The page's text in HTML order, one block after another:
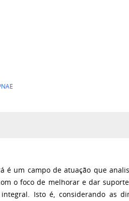
é um campo de atuação que
o foco de melhorar e dar
Isto é, considerando as